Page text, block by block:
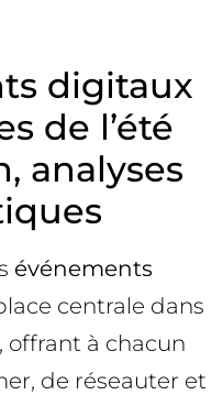
digitaux
de l’été
analyses
événements
centrale dans
offrant à chacun
de réseauter et